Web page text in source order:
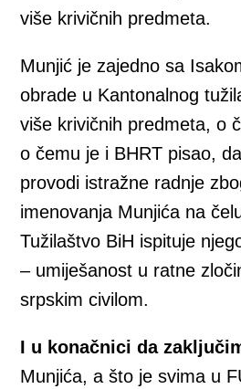
više krivičnih predmeta.
Munjić je zajedno sa
obrade u Kantonalnog
više krivičnih predmeta, o
o čemu je i BHRT pisao,
provodi istražne radnje
imenovanja Munjića na
Tužilaštvo BiH ispituje
– umiješanost u ratne
srpskim civilom.
I u konačnici da
Munjića, a što je svima u